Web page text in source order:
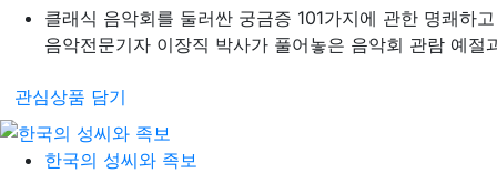
클래식 음악회를 둘러싼 궁금증 101가지에 관한 명쾌하
음악전문기자 이장직 박사가 풀어놓은 음악회 관람 예절
관심상품 담기
한국의 성씨와 족보